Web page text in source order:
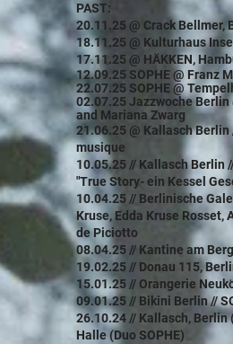
PAST:
20.11.25 @ Crack Bellmer,
18.11.25 @ Kulturhaus
17.11.25 @ HÄKKEN,
12.09.25 SOPHE @ Franz
22.07.25 SOPHE @
02.07.25 Jazzwoche
and Mariana Zwarg
21.06.25 @ Kallasch
musique
10.05.25 // Kallasch Berlin
"True Story- ein Kessel
10.04.25 // Berlinische
Kruse, Edda Kruse Rosset,
de Piciotto
08.04.25 // Kantine am
19.02.25 // Donau 115,
15.01.25 // Orangerie
09.01.25 // Bikini Berlin //
26.10.24 // Kallasch, Berlin
Halle (Duo SOPHE)